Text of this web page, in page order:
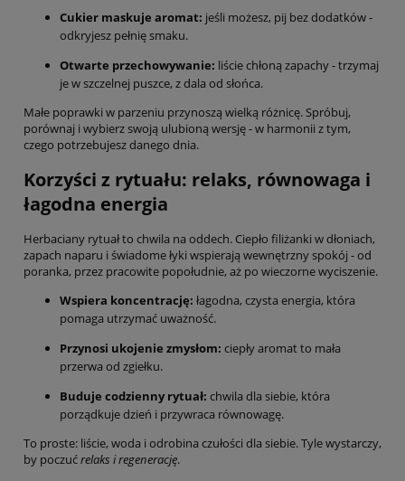
Cukier maskuje aromat: jeśli możesz, pij bez dodatków -
odkryjesz pełnię smaku.
Otwarte przechowywanie: liście chłoną zapachy - trzymaj
je w szczelnej puszce, z dala od słońca.
Małe poprawki w parzeniu przynoszą wielką różnicę. Spróbuj,
porównaj i wybierz swoją ulubioną wersję - w harmonii z tym,
czego potrzebujesz danego dnia.
Korzyści z rytuału: relaks, równowaga i
łagodna energia
Herbaciany rytuał to chwila na oddech. Ciepło filiżanki w dłoniach,
zapach naparu i świadome łyki wspierają wewnętrzny spokój - od
poranka, przez pracowite popołudnie, aż po wieczorne wyciszenie.
Wspiera koncentrację: łagodna, czysta energia, która
pomaga utrzymać uważność.
Przynosi ukojenie zmysłom: ciepły aromat to mała
przerwa od zgiełku.
Buduje codzienny rytuał: chwila dla siebie, która
porządkuje dzień i przywraca równowagę.
To proste: liście, woda i odrobina czułości dla siebie. Tyle wystarczy,
by poczućrelaks i regenerację.